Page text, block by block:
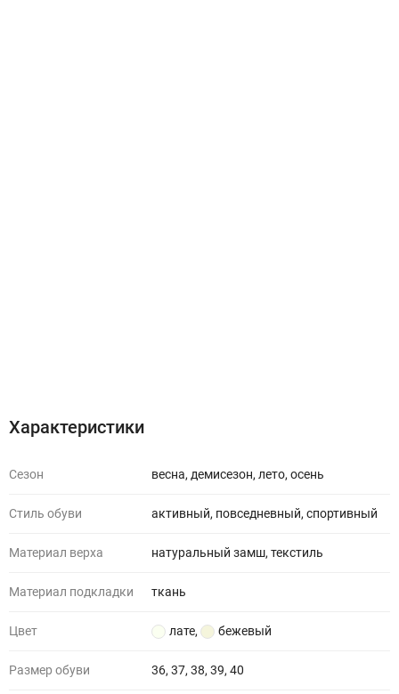
Характеристики
Сезон весна, демисезон, лето, осень
Стиль обуви активный, повседневный, спортивный
Материал верха натуральный замш, текстиль
Материал подкладки ткань
Цвет лате, бежевый
Размер обуви 36, 37, 38, 39, 40